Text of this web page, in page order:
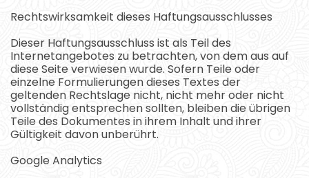
Rechtswirksamkeit dieses Haftungsausschlusses
Dieser Haftungsausschluss ist als Teil des
Internetangebotes zu betrachten, von dem aus auf
diese Seite verwiesen wurde. Sofern Teile oder
einzelne Formulierungen dieses Textes der
geltenden Rechtslage nicht, nicht mehr oder nicht
vollständig entsprechen sollten, bleiben die übrigen
Teile des Dokumentes in ihrem Inhalt und ihrer
Gültigkeit davon unberührt.
Google Analytics